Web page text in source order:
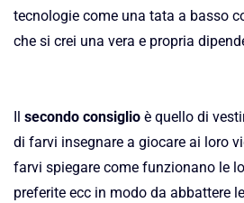
tecnologie come una tata a basso
che si crei una vera e propria
secondo consiglio è quello di
di farvi insegnare a giocare ai loro
farvi spiegare come funzionano le
preferite ecc in modo da abbattere